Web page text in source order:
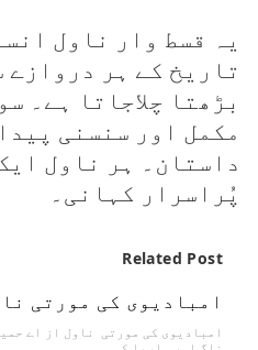
یہ قسط وار ناول
تاریخ کے ہر دروازے
بڑھتا چلاجاتا ہے۔
مکمل اور سنسنی
داستان۔ ہر ناول
پُراسرار کہانی۔
Related Post
امبادیوی کی مورتی
امبادیوی کی مورتی ناول از اے